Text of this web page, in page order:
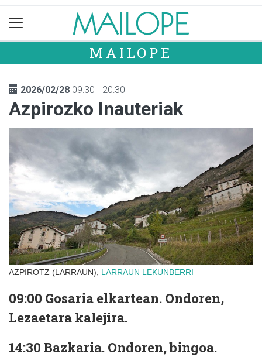
MAILOPE
2026/02/28 09:30 - 20:30
Azpirozko Inauteriak
AZPIROTZ (LARRAUN), LARRAUN LEKUNBERRI
09:00 Gosaria elkartean. Ondoren,
Lezaetara kalejira.
14:30 Bazkaria. Ondoren, bingoa.